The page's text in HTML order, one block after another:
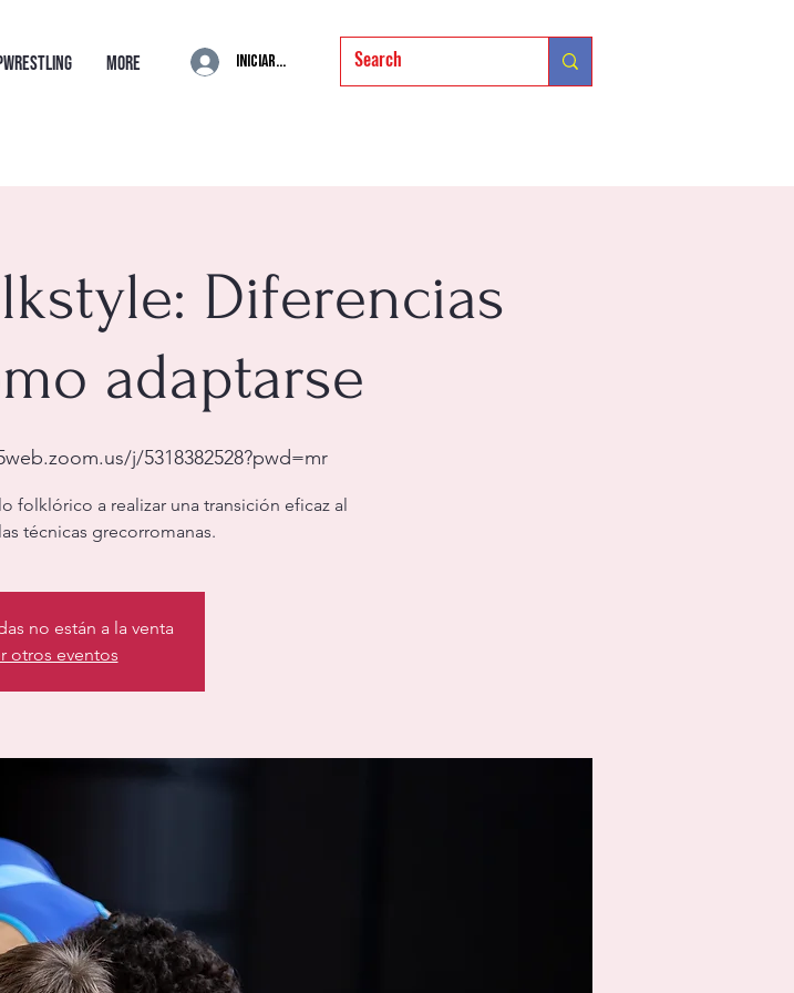
More Iniciar sesión
Diferencias
adaptarse
j/5318382528?pwd=mr
folklórico a realizar una transición eficaz al
técnicas grecorromanas.
no están a la venta
otros eventos